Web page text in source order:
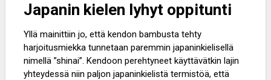
Japanin kielen lyhyt oppitunti
Yllä mainittiin jo, että kendon bambusta tehty
harjoitusmiekka tunnetaan paremmin japaninkielisellä
nimellä ”shinai”. Kendoon perehtyneet käyttävätkin lajin
yhteydessä niin paljon japaninkielistä termistöä, että